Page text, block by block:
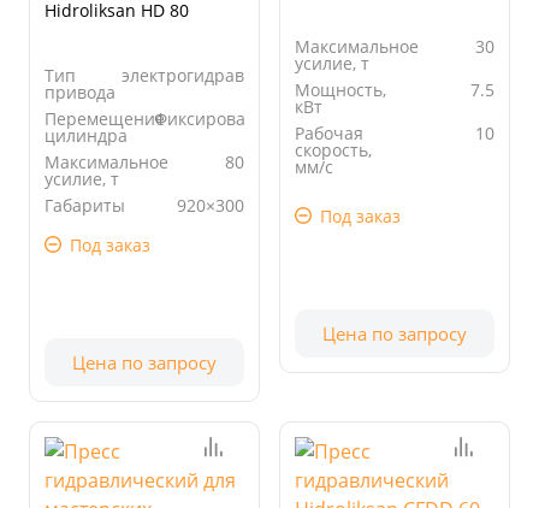
Hidroliksan HD 80
Тип
привода
электрогидравлический
Перемещение
цилиндра
Фиксированный
Максимальное
усилие, т
80
Габариты
стола, мм
920×300
Под заказ
Цена по запросу
Максимальное
усилие, т
30
Мощность,
кВт
7.5
Рабочая
скорость,
мм/с
10
Под заказ
Цена по запросу